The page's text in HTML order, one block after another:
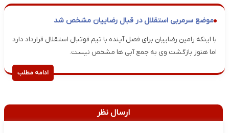
موضع سرمربی استقلال در قبال رضاییان مشخص شد
با اینکه رامین رضاییان برای فصل آینده با تیم فوتبال استقلال قرارداد دارد
اما هنوز بازگشت وی به جمع آبی ها مشخص نیست.
ادامه مطلب
ارسال نظر